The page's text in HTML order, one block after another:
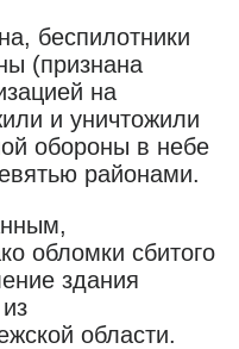
беспилотники
(признана
на
и уничтожили
обороны в небе
районами.
обломки сбитого
здания
области.